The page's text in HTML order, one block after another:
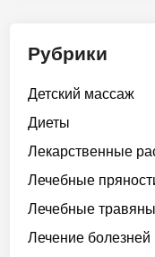
Рубрики
Детский массаж
Диеты
Лекарственные
Лечебные
Лечебные
Лечение болезней